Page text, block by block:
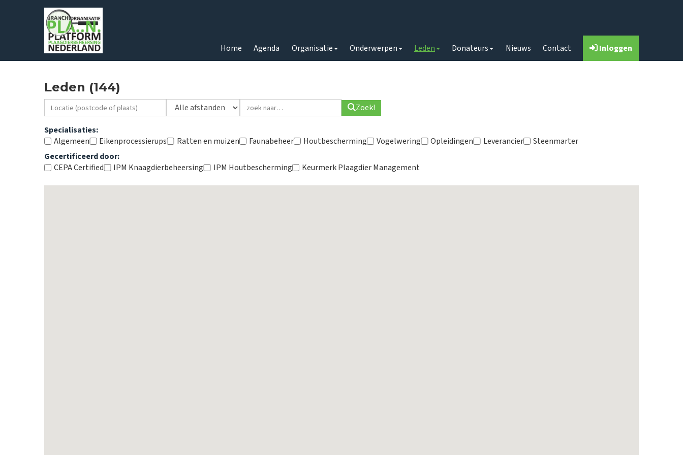
Home Agenda Organisatie Onderwerpen Leden Donateurs Nieuws Contact Inloggen
Leden (144)
Zoek!
Specialisaties:
Algemeen
Eikenprocessierups Ratten en muizen Faunabeheer Houtbescherming Vogelwering Opleidingen Leverancier
Steenmarter
Gecertificeerd door:
CEPA Certified
IPM Knaagdierbeheersing IPM Houtbescherming Keurmerk Plaagdier Management